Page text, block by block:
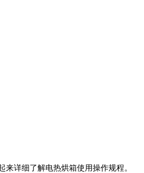
详细了解电热烘箱使用操作规程。